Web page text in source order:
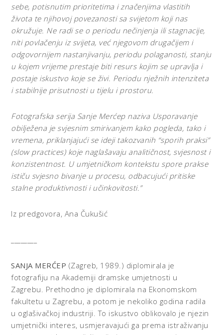
sebe, potisnutim prioritetima i značenjima vlastitih
života te njihovoj povezanosti sa svijetom koji nas
okružuje. Ne radi se o periodu nečinjenja ili stagnacije,
niti povlačenju iz svijeta, već njegovom drugačijem i
odgovornijem nastanjivanju, periodu polaganosti, stanju
u kojem vrijeme prestaje biti resurs kojim se upravlja i
postaje iskustvo koje se živi. Periodu nježnih intenziteta
i stabilnije prisutnosti u tijelu i prostoru.
Fotografska serija Sanje Merćep naziva Usporavanje
obilježena je svjesnim smirivanjem kako pogleda, tako i
vremena, priklanjajući se ideji takozvanih “sporih praksi”
(slow practices) koje naglašavaju analitičnost, svjesnost i
konzistentnost. U umjetničkom kontekstu spore prakse
ističu svjesno bivanje u procesu, odbacujući pritiske
stalne produktivnosti i učinkovitosti.”
Iz predgovora, Ana Čukušić
SANJA MERĆEP (Zagreb, 1989.) diplomirala je
fotografiju na Akademiji dramske umjetnosti u
Zagrebu. Prethodno je diplomirala na Ekonomskom
fakultetu u Zagrebu, a potom je nekoliko godina radila
u oglašivačkoj industriji. To iskustvo oblikovalo je njezin
umjetnički interes, usmjeravajući ga prema istraživanju